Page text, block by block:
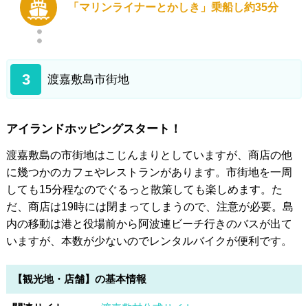
「マリンライナーとかしき」乗船し約35分
3 渡嘉敷島市街地
アイランドホッピングスタート！
渡嘉敷島の市街地はこじんまりとしていますが、商店の他
に幾つかのカフェやレストランがあります。市街地を一周
しても15分程なのでぐるっと散策しても楽しめます。た
だ、商店は19時には閉まってしまうので、注意が必要。島
内の移動は港と役場前から阿波連ビーチ行きのバスが出て
いますが、本数が少ないのでレンタルバイクが便利です。
【観光地・店舗】の基本情報